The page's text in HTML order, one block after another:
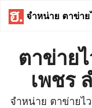
จำหน่าย ตาข่า
ตาข่าย
เพชร
จำหน่าย ตาข่ายไ